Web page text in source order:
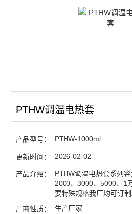
PTHW调温电热套
产品型号： PTHW-1000ml
更新时间： 2026-02-02
产品介绍：
PTHW调温电热套系列
2000、3000、5000、1
要特殊规格我厂均可订制
厂商性质： 生产厂家